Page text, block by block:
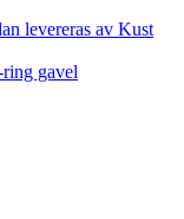
levereras av Kust
gavel